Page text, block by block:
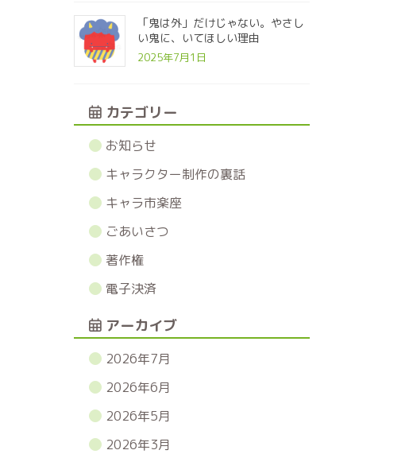
「鬼は外」だけじゃない。やさし
い鬼に、いてほしい理由
2025年7月1日
カテゴリー
お知らせ
キャラクター制作の裏話
キャラ市楽座
ごあいさつ
著作権
電子決済
アーカイブ
2026年7月
2026年6月
2026年5月
2026年3月